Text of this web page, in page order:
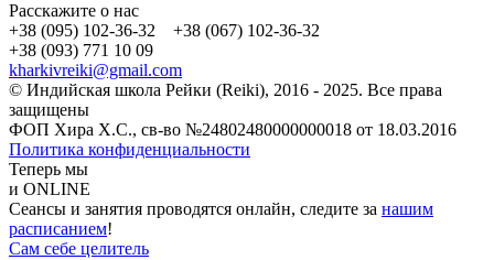
Расскажите о нас
+38 (095) 102-36-32 +38 (067) 102-36-32
+38 (093) 771 10 09
kharkivreiki@gmail.com
© Индийская школа Рейки (Reiki), 2016 - 2025. Все права
защищены
ФОП Хира Х.С., св-во №24802480000000018 от 18.03.2016
Политика конфиденциальности
Теперь мы
и ONLINE
Сеансы и занятия проводятся онлайн, следите за нашим
расписанием!
Сам себе целитель